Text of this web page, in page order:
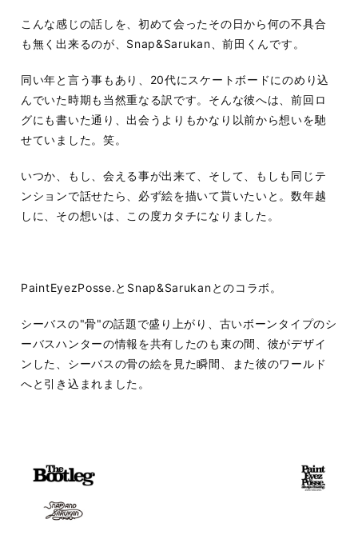
こんな感じの話しを、初めて会ったその日から何の不具合
も無く出来るのが、Snap&Sarukan、前田くんです。
同い年と言う事もあり、20代にスケートボードにのめり込
んでいた時期も当然重なる訳です。そんな彼へは、前回ロ
グにも書いた通り、出会うよりもかなり以前から想いを馳
せていました。笑。
いつか、もし、会える事が出来て、そして、もしも同じテ
ンションで話せたら、必ず絵を描いて貰いたいと。数年越
しに、その想いは、この度カタチになりました。
PaintEyezPosse.とSnap&Sarukanとのコラボ。
シーバスの"骨"の話題で盛り上がり、古いボーンタイプのシ
ーバスハンターの情報を共有したのも束の間、彼がデザイ
ンした、シーバスの骨の絵を見た瞬間、また彼のワールド
へと引き込まれました。